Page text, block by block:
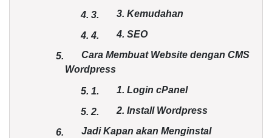
4. 3. 3. Kemudahan
4.4. 4. SEO
5.
Cara Membuat Website dengan CMS
Wordpress
5. 1. 1. Login cPanel
5. 2. 2. Install Wordpress
6.
Jadi Kapan akan Menginstal